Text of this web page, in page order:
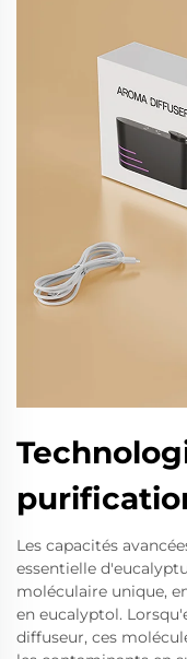
Les capacités
essentielle
moléculaire unique,
en eucalyptol.
diffuseur, ces